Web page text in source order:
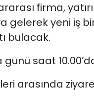
firma,
gelerek yeni iş
bulacak.
günü saat
arasında